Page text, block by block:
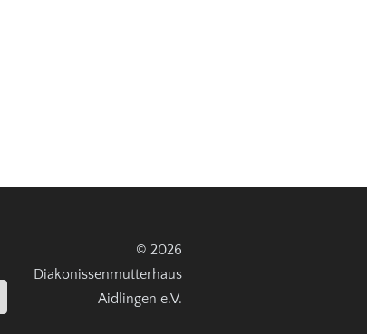
© 2026
Diakonissenmutterhaus
Aidlingen e.V.